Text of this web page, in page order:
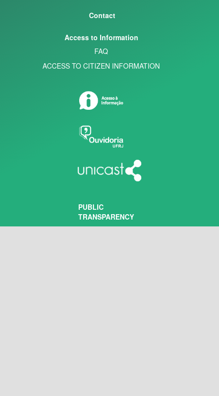
Contact
Access to Information
FAQ
ACCESS TO CITIZEN INFORMATION
PUBLIC
TRANSPARENCY